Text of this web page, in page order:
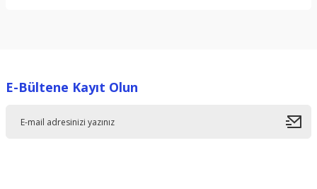
Ürün resmi kalitesiz, bozuk veya görüntülenemiyor.
E-Bültene Kayıt Olun